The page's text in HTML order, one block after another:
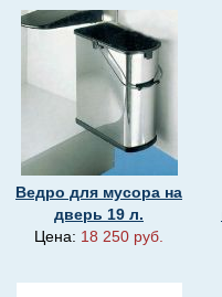
Ведро для мусора на
дверь 19 л.
Цена: 18 250 руб.